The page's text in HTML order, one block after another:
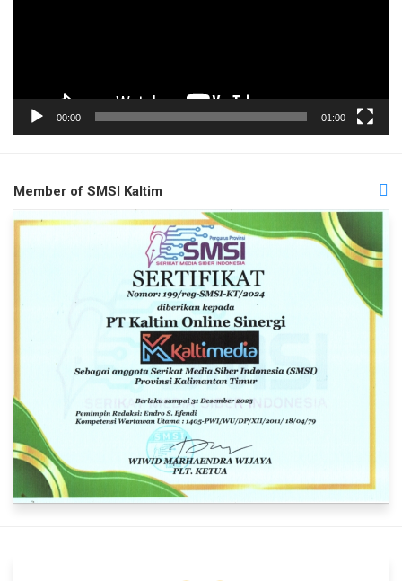
00:00 01:00
Member of SMSI Kaltim